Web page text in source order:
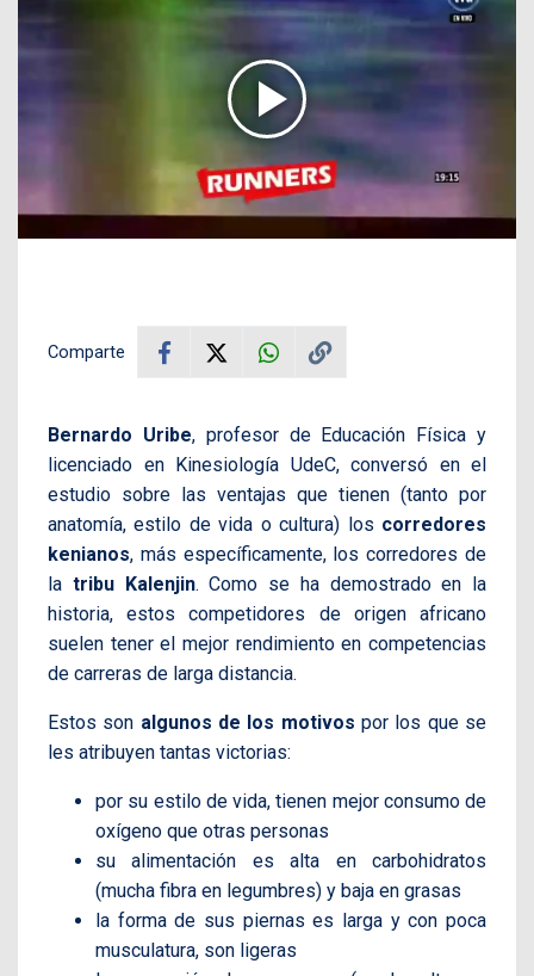
Comparte
Bernardo Uribe, profesor de Educación Física y
licenciado en Kinesiología UdeC, conversó en el
estudio sobre las ventajas que tienen (tanto por
anatomía, estilo de vida o cultura) los corredores
kenianos, más específicamente, los corredores de
la tribu Kalenjin. Como se ha demostrado en la
historia, estos competidores de origen africano
suelen tener el mejor rendimiento en competencias
de carreras de larga distancia.
Estos son algunos de los motivos por los que se
les atribuyen tantas victorias:
por su estilo de vida, tienen mejor consumo de
oxígeno que otras personas
su alimentación es alta en carbohidratos
(mucha fibra en legumbres) y baja en grasas
la forma de sus piernas es larga y con poca
musculatura, son ligeras